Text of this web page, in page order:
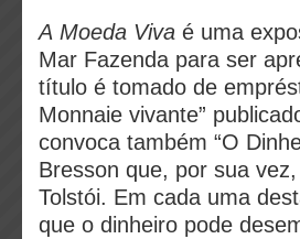
A Moeda Viva é uma
Mar Fazenda para ser
título é tomado de
Monnaie vivante”
convoca também “O
Bresson que, por sua
Tolstói. Em cada uma
que o dinheiro pode